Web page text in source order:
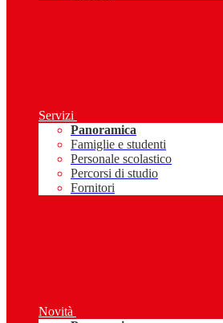
Servizi
Panoramica
Famiglie e studenti
Personale scolastico
Percorsi di studio
Fornitori
Novità